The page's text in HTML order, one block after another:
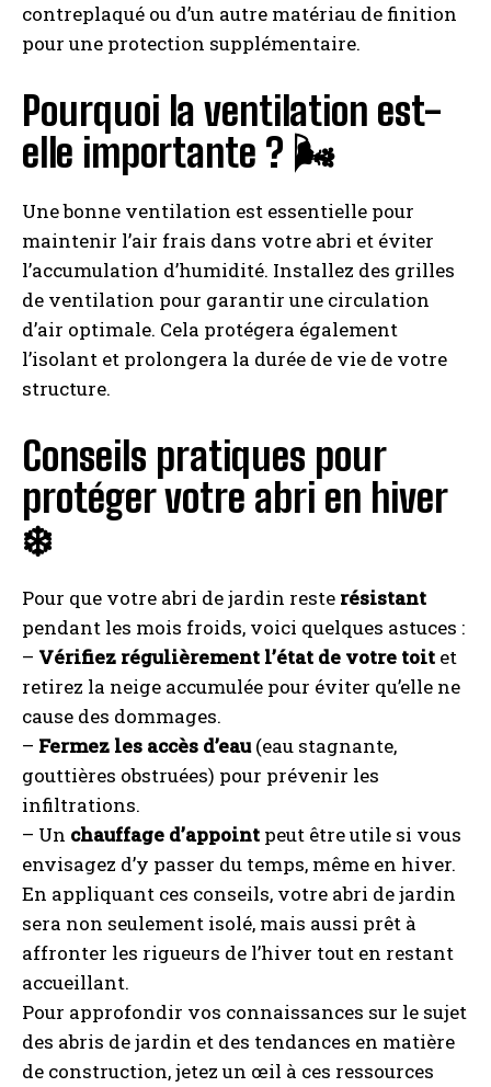
contreplaqué ou d’un autre matériau de finition
pour une protection supplémentaire.
Pourquoi la ventilation est-
elle importante ? 🌬️
Une bonne ventilation est essentielle pour
maintenir l’air frais dans votre abri et éviter
l’accumulation d’humidité. Installez des grilles
de ventilation pour garantir une circulation
d’air optimale. Cela protégera également
l’isolant et prolongera la durée de vie de votre
structure.
Conseils pratiques pour
protéger votre abri en hiver
❄️
Pour que votre abri de jardin reste résistant
pendant les mois froids, voici quelques astuces :
– Vérifiez régulièrement l’état de votre toit et
retirez la neige accumulée pour éviter qu’elle ne
cause des dommages.
– Fermez les accès d’eau(eau stagnante,
gouttières obstruées) pour prévenir les
infiltrations.
– Un chauffage d’appoint peut être utile si vous
envisagez d’y passer du temps, même en hiver.
En appliquant ces conseils, votre abri de jardin
sera non seulement isolé, mais aussi prêt à
affronter les rigueurs de l’hiver tout en restant
accueillant.
Pour approfondir vos connaissances sur le sujet
des abris de jardin et des tendances en matière
de construction, jetez un œil à ces ressources